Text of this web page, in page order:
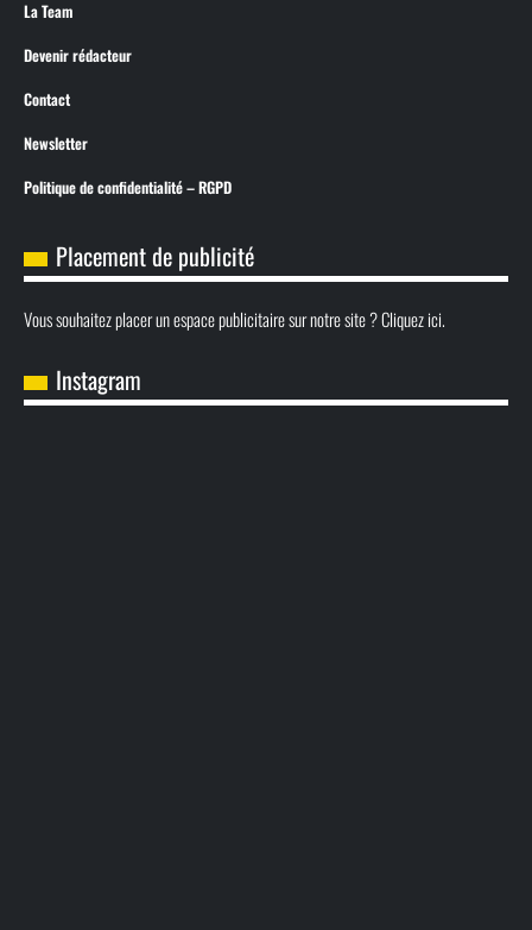
La Team
Devenir rédacteur
Contact
Newsletter
Politique de confidentialité – RGPD
Placement de publicité
Vous souhaitez placer un espace publicitaire sur notre site ? Cliquez ici.
Instagram